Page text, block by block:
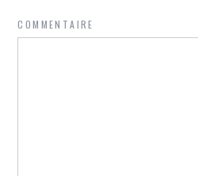
COMMENTAIRE